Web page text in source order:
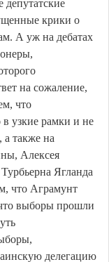
крики о
А уж на дебатах
на сожаление,
что
в узкие рамки и не
а также на
Алексея
Ягланда
что Аграмунт
выборы прошли
делегацию